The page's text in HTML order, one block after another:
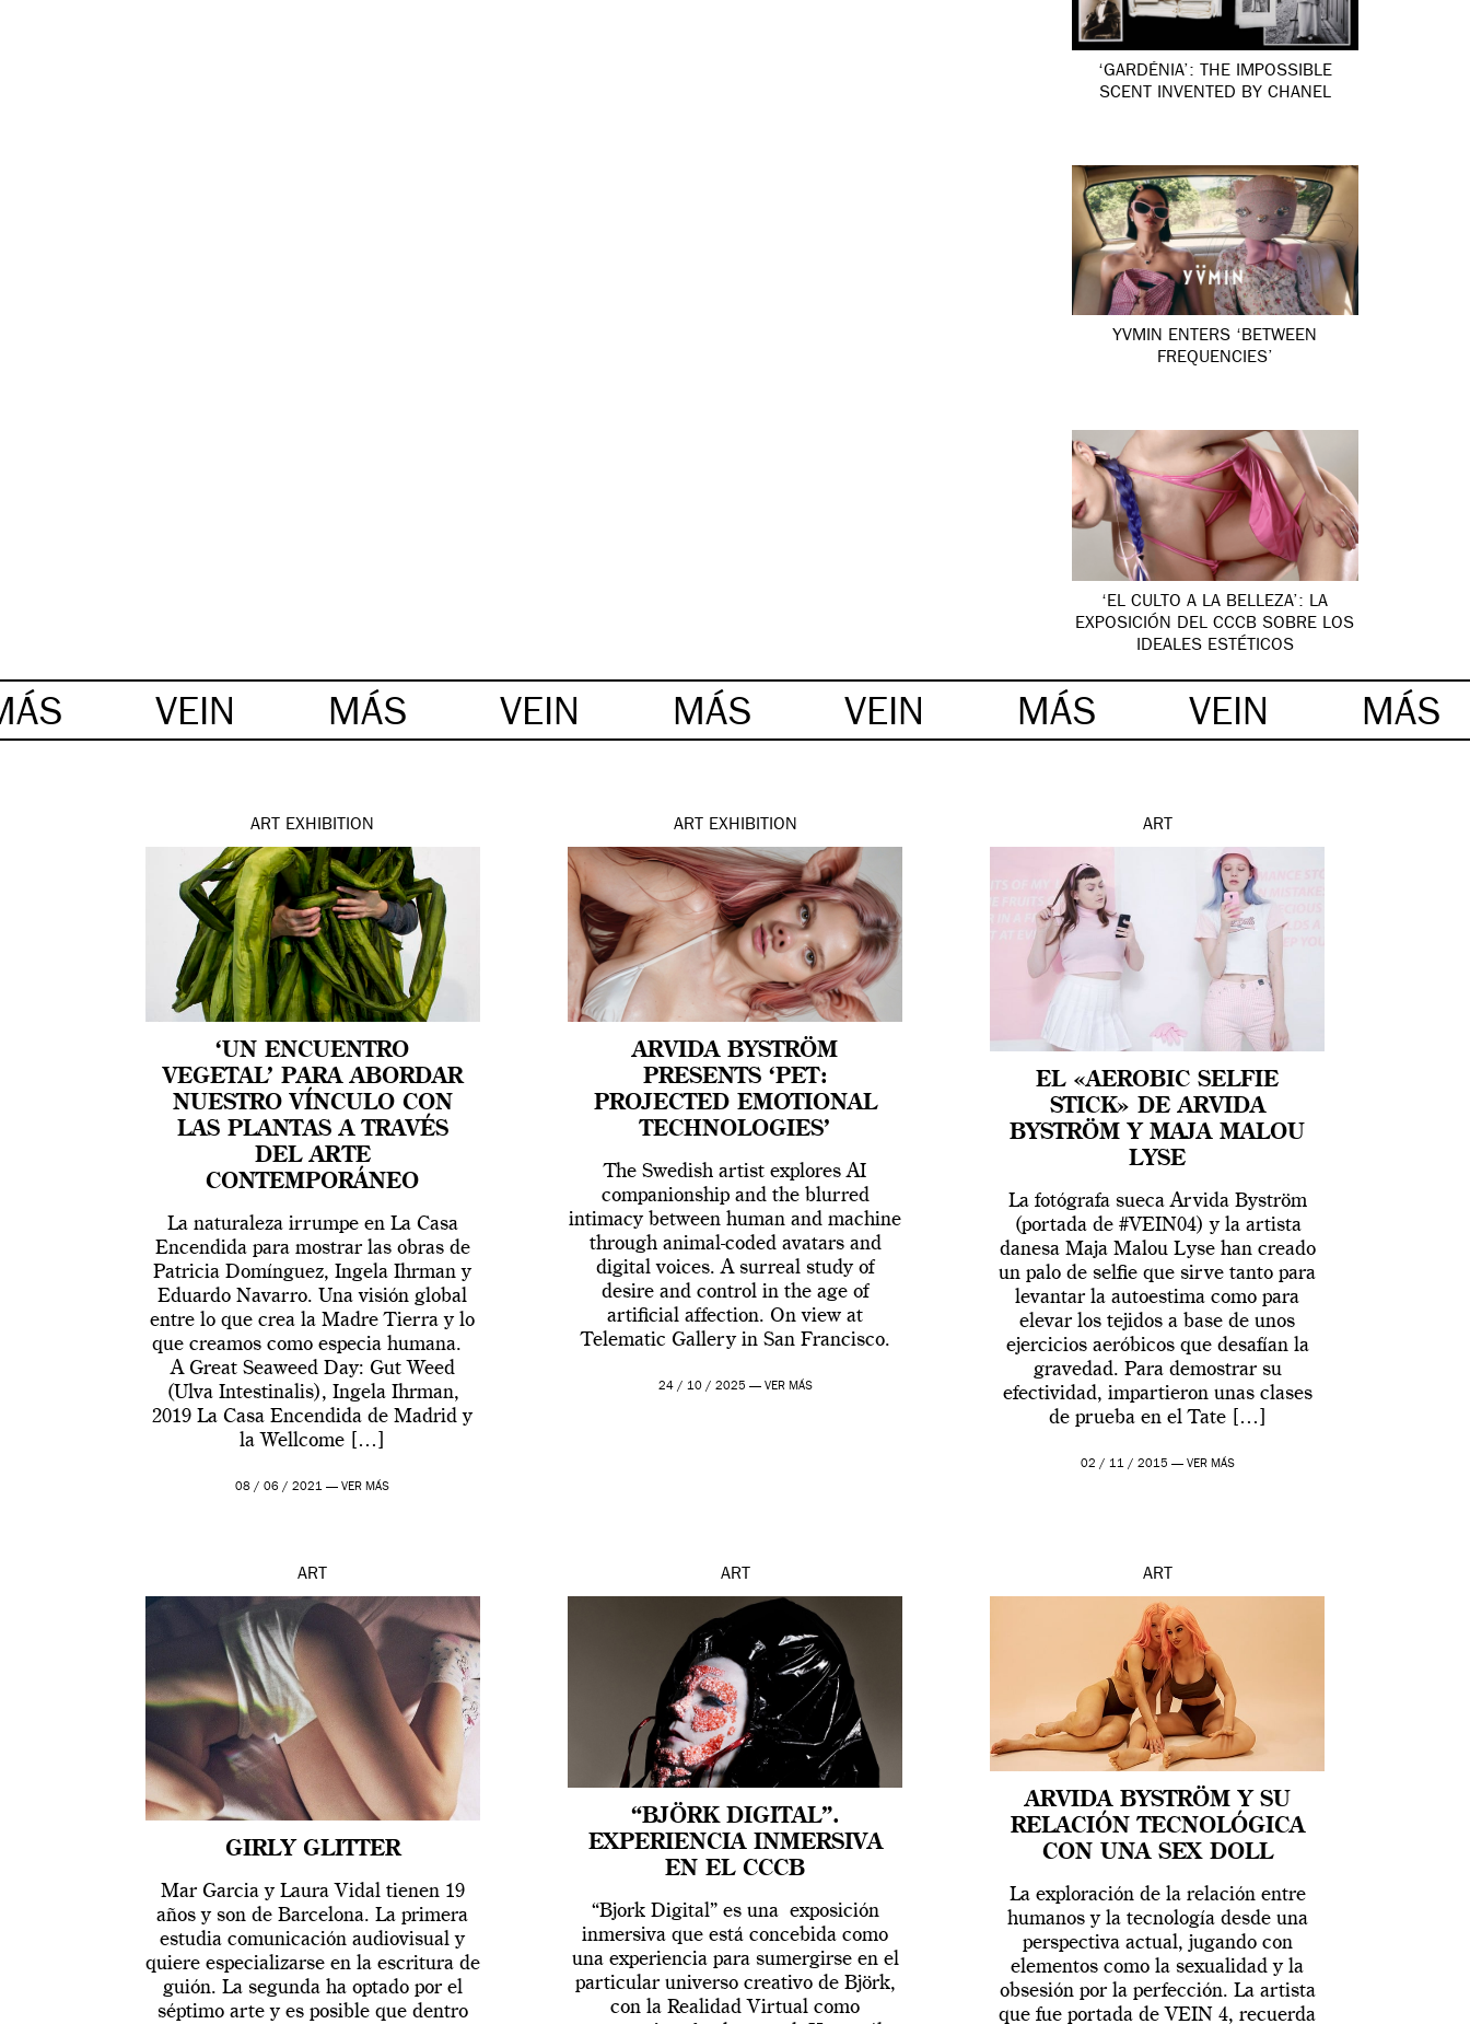
‘GARDÉNIA’: THE IMPOSSIBLE
SCENT INVENTED BY CHANEL
YVMIN ENTERS ‘BETWEEN
FREQUENCIES’
‘EL CULTO A LA BELLEZA’: LA
EXPOSICIÓN DEL CCCB SOBRE LOS
IDEALES ESTÉTICOS
VEIN MÁS VEIN MÁS VEIN MÁS VEIN MÁS
ART EXHIBITION
‘UN ENCUENTRO
VEGETAL’ PARA ABORDAR
NUESTRO VÍNCULO CON
LAS PLANTAS A TRAVÉS
DEL ARTE
CONTEMPORÁNEO
La naturaleza irrumpe en La Casa
Encendida para mostrar las obras de
Patricia Domínguez, Ingela Ihrman y
Eduardo Navarro. Una visión global
entre lo que crea la Madre Tierra y lo
que creamos como especia humana.
A Great Seaweed Day: Gut Weed
(Ulva Intestinalis), Ingela Ihrman,
2019 La Casa Encendida de Madrid y
la Wellcome […]
08 / 06 / 2021 —VER MÁS
ART EXHIBITION
ARVIDA BYSTRÖM
PRESENTS ‘PET:
PROJECTED EMOTIONAL
TECHNOLOGIES’
The Swedish artist explores AI
companionship and the blurred
intimacy between human and machine
through animal-coded avatars and
digital voices. A surreal study of
desire and control in the age of
artificial affection. On view at
Telematic Gallery in San Francisco.
24 / 10 / 2025 — VER MÁS
ART
EL «AEROBIC SELFIE
STICK» DE ARVIDA
BYSTRÖM Y MAJA MALOU
LYSE
La fotógrafa sueca Arvida Byström
(portada de #VEIN04) y la artista
danesa Maja Malou Lyse han creado
un palo de selfie que sirve tanto para
levantar la autoestima como para
elevar los tejidos a base de unos
ejercicios aeróbicos que desafían la
gravedad. Para demostrar su
efectividad, impartieron unas clases
de prueba en el Tate […]
02 / 11 / 2015 — VER MÁS
ART
GIRLY GLITTER
Mar Garcia y Laura Vidal tienen 19
años y son de Barcelona. La primera
estudia comunicación audiovisual y
quiere especializarse en la escritura de
guión. La segunda ha optado por el
séptimo arte y es posible que dentro
ART
“BJÖRK DIGITAL”.
EXPERIENCIA INMERSIVA
EN EL CCCB
“Bjork Digital” es una exposición
inmersiva que está concebida como
una experiencia para sumergirse en el
particular universo creativo de Björk,
con la Realidad Virtual como
ART
ARVIDA BYSTRÖM Y SU
RELACIÓN TECNOLÓGICA
CON UNA SEX DOLL
La exploración de la relación entre
humanos y la tecnología desde una
perspectiva actual, jugando con
elementos como la sexualidad y la
obsesión por la perfección. La artista
que fue portada de VEIN 4, recuerda